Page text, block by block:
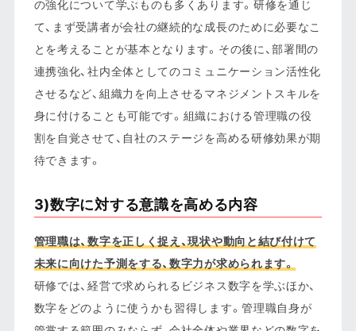
の強化について学ぶものも多くあります。研修を通じ
て、まず受講者が会社の継続的な成長のために必要なこ
とを考えることが基本となります。その後に、部署間の
連携強化、社内全体としてのコミュニケーション活性化
させるなど、組織力を向上させるマネジメントスキルを
身に付けることも可能です。組織における管理職の役
割を自覚させて、自社のステージを高める研修効果が期
待できます。
3)数字に対する意識を高める内容
管理職は、数字を正しく捉え、現状や動向と結び付けて
未来に向けた予測をする、数字力が求められます。
研修では、経営で求められるビジネス数字を学ぶほか、
数字をどのように使うかも習得します。管理職自身が